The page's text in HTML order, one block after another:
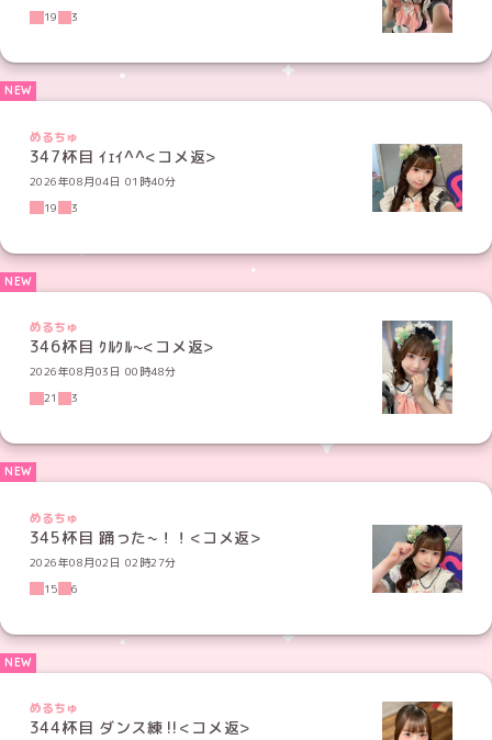
19
3
めるちゅ
347杯目 ｲｪｲ^^<コメ返>
2026年08月04日 01時40分
19
3
めるちゅ
346杯目 ｸﾙｸﾙ~<コメ返>
2026年08月03日 00時48分
21
3
めるちゅ
345杯目 踊った~！！<コメ返>
2026年08月02日 02時27分
15
6
めるちゅ
344杯目 ダンス練‼️<コメ返>